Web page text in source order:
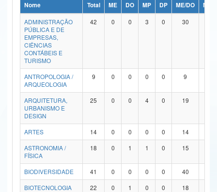
Ministério da Ciência, Tecnologia, Inovações e Comunicações
Ministério do Meio Ambiente
Ministério do Turismo
Ministério do Desenvolvimento Regional
Controladoria-Geral da União
Ministério da Mulher, da Família e dos Direitos Humanos
Secretaria de Governo
Advocacia-Geral da União
Nome Total ME DO MP DP ME/DO
MP/
ADMINISTRAÇÃO
PÚBLICA E DE
EMPRESAS,
CIÊNCIAS
CONTÁBEIS E
TURISMO
42 0 0 3 0 30
ANTROPOLOGIA /
ARQUEOLOGIA
9 0 0 0 0 9
ARQUITETURA,
URBANISMO E
DESIGN
25 0 0 4 0 19
ARTES 14 0 0 0 0 14
ASTRONOMIA /
FÍSICA
18 0 1 1 0 15
BIODIVERSIDADE 41 0 0 0 0 40
BIOTECNOLOGIA
22 0 1 0 0 18